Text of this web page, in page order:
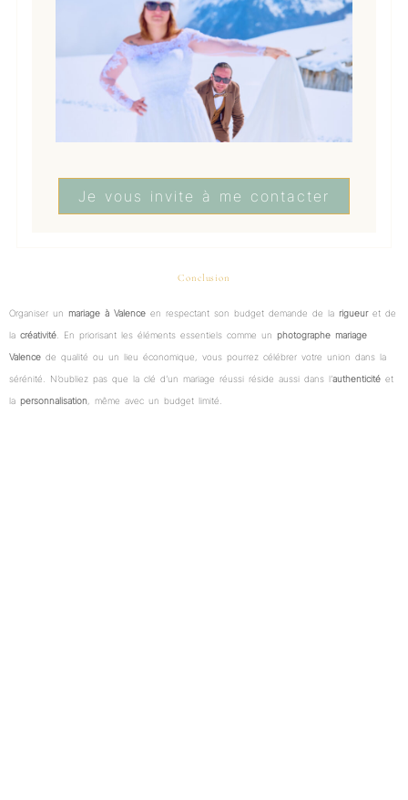
Je vous invite à me contacter
Conclusion
Organiser un mariage à Valence en respectant son budget demande de la rigueuret de
la créativité . En priorisant les éléments essentiels comme un photographe mariage
Valence de qualité ou un lieu économique, vous pourrez célébrer votre union dans la
sérénité. N’oubliez pas que la clé d’un mariage réussi réside aussi dans l’authenticité et
la personnalisation , même avec un budget limité.